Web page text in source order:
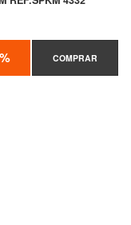
COMPRAR